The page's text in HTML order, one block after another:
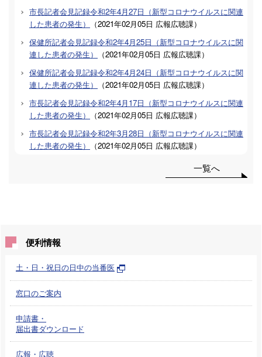
市長記者会見記録令和2年4月27日（新型コロナウイルスに関連
した患者の発生）
（2021年02月05日 広報広聴課）
保健所記者会見記録令和2年4月25日（新型コロナウイルスに関
連した患者の発生）
（2021年02月05日 広報広聴課）
保健所記者会見記録令和2年4月24日（新型コロナウイルスに関
連した患者の発生）
（2021年02月05日 広報広聴課）
市長記者会見記録令和2年4月17日（新型コロナウイルスに関連
した患者の発生）
（2021年02月05日 広報広聴課）
市長記者会見記録令和2年3月28日（新型コロナウイルスに関連
した患者の発生）
（2021年02月05日 広報広聴課）
一覧へ
便利情報
土・日・祝日の日中の当番医
窓口のご案内
申請書・
届出書ダウンロード
広報・広聴